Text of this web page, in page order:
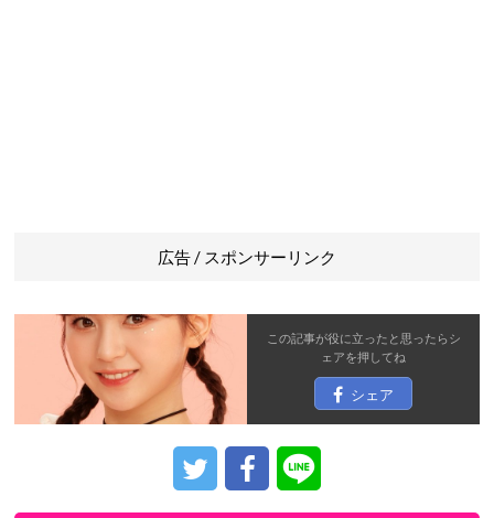
広告 / スポンサーリンク
この記事が役に立ったと思ったらシ
ェアを押してね
シェア